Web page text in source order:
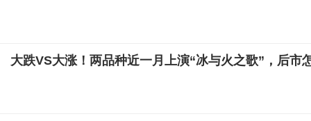
大跌VS大涨！两品种近一月上演“冰与火之歌”，后市